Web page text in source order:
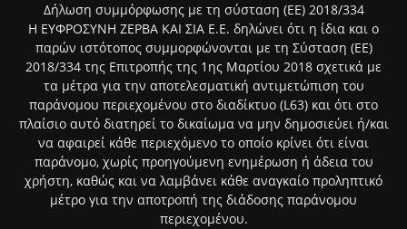
Δήλωση συμμόρφωσης με τη σύσταση (ΕΕ) 2018/334
Η ΕΥΦΡΟΣΥΝΗ ΖΕΡΒΑ ΚΑΙ ΣΙΑ Ε.Ε. δηλώνει ότι η ίδια και ο
παρών ιστότοπος συμμορφώνονται με τη Σύσταση (ΕΕ)
2018/334 της Επιτροπής της 1ης Μαρτίου 2018 σχετικά με
τα μέτρα για την αποτελεσματική αντιμετώπιση του
παράνομου περιεχομένου στο διαδίκτυο (L63) και ότι στο
πλαίσιο αυτό διατηρεί το δικαίωμα να μην δημοσιεύει ή/και
να αφαιρεί κάθε περιεχόμενο το οποίο κρίνει ότι είναι
παράνομο, χωρίς προηγούμενη ενημέρωση ή άδεια του
χρήστη, καθώς και να λαμβάνει κάθε αναγκαίο προληπτικό
μέτρο για την αποτροπή της διάδοσης παράνομου
περιεχομένου.